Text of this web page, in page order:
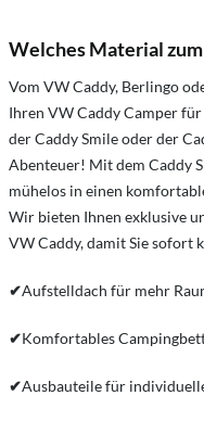
Welches Material
Vom VW Caddy, Berlingo
Ihren VW Caddy Camper
der Caddy Smile oder der
Abenteuer! Mit dem Caddy
mühelos in einen
Wir bieten Ihnen exklusive
VW Caddy, damit Sie sofort
✔Aufstelldach für mehr
✔Komfortables
✔Ausbauteile für